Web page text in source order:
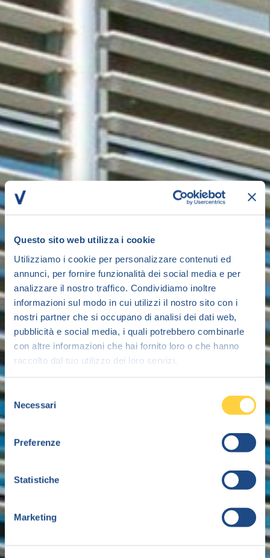
Questo sito web utilizza i cookie
Utilizziamo i cookie per personalizzare contenuti ed
annunci, per fornire funzionalità dei social media e per
analizzare il nostro traffico. Condividiamo inoltre
informazioni sul modo in cui utilizzi il nostro sito con i
nostri partner che si occupano di analisi dei dati web,
pubblicità e social media, i quali potrebbero combinarle
con altre informazioni che hai fornito loro o che hanno
raccolto dal tuo utilizzo dei loro servizi.
Selezione
del
consenso
Necessari
Preferenze
Statistiche
Marketing